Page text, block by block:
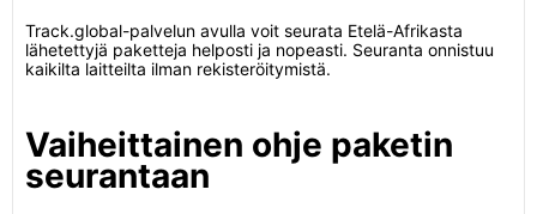
Track.global-palvelun avulla voit seurata Etelä-Afrikasta
lähetettyjä paketteja helposti ja nopeasti. Seuranta onnistuu
kaikilta laitteilta ilman rekisteröitymistä.
Vaiheittainen ohje paketin
seurantaan